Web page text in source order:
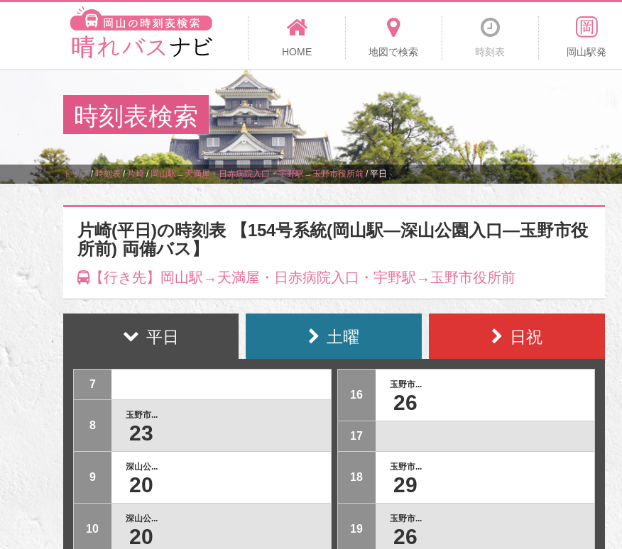
HOME 地図で検索 時刻表 岡山駅発
時刻表検索
トップ/時刻表/片崎/岡山駅→天満屋・日赤病院入口・宇野駅→玉野市役所前/平日
片崎(平日)の時刻表 【154号系統(岡山駅―深山公園入口―玉野市役
所前) 両備バス】
【行き先】岡山駅→天満屋・日赤病院入口・宇野駅→玉野市役所前
平日 土曜 日祝
7
8
玉野市...
23
9
深山公...
20
10
深山公...
20
16
玉野市...
26
17
18
玉野市...
29
19
玉野市...
26